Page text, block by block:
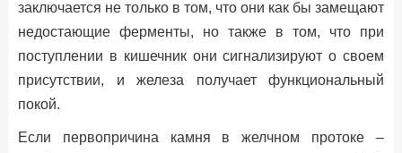
заключается не только в том, что они как бы замещают
недостающие ферменты, но также в том, что при
поступлении в кишечник они сигнализируют о своем
присутствии, и железа получает функциональный
покой.
Если первопричина камня в желчном протоке –